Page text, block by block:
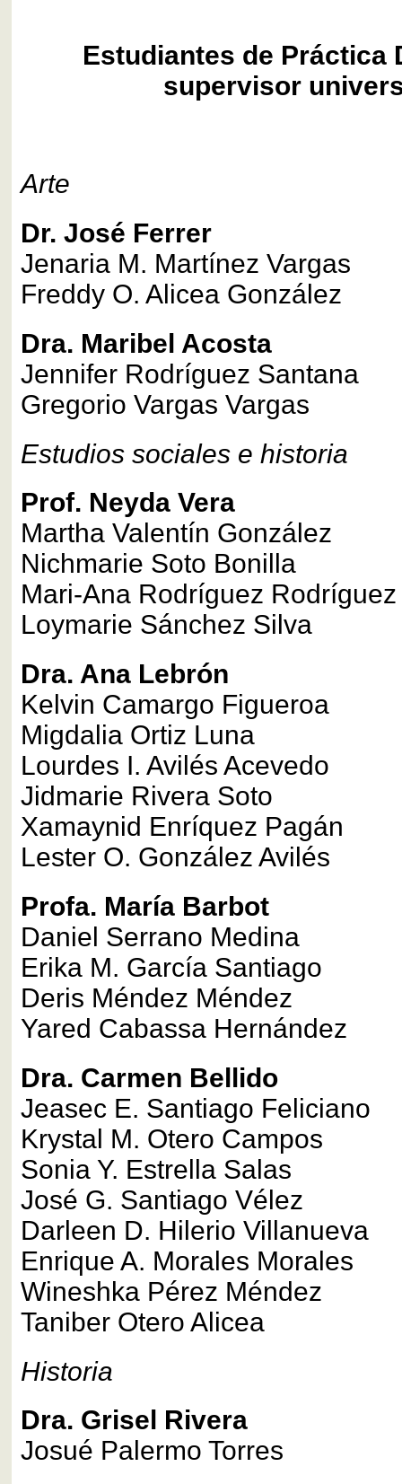
Estudiantes de Práctica
supervisor
Arte
Dr. José Ferrer
Jenaria M. Martínez Vargas
Freddy O. Alicea González
Dra. Maribel Acosta
Jennifer Rodríguez Santana
Gregorio Vargas Vargas
Estudios sociales e historia
Prof. Neyda Vera
Martha Valentín González
Nichmarie Soto Bonilla
Mari-Ana Rodríguez Rodríguez
Loymarie Sánchez Silva
Dra. Ana Lebrón
Kelvin Camargo Figueroa
Migdalia Ortiz Luna
Lourdes I. Avilés Acevedo
Jidmarie Rivera Soto
Xamaynid Enríquez Pagán
Lester O. González Avilés
Profa. María Barbot
Daniel Serrano Medina
Erika M. García Santiago
Deris Méndez Méndez
Yared Cabassa Hernández
Dra. Carmen Bellido
Jeasec E. Santiago Feliciano
Krystal M. Otero Campos
Sonia Y. Estrella Salas
José G. Santiago Vélez
Darleen D. Hilerio Villanueva
Enrique A. Morales Morales
Wineshka Pérez Méndez
Taniber Otero Alicea
Historia
Dra. Grisel Rivera
Josué Palermo Torres